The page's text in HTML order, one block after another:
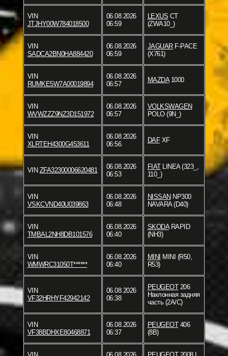
VIN
JTJHY00W784018500
06.08.2026
06:59
LEXUS CT
(ZWA10_)
VIN
SADCA2BN0HA884420
06.08.2026
06:59
JAGUARF-PACE
(X761)
VIN
RUMKE5W7A00019894
06.08.2026
06:57
MAZDA1000
VIN
WVWZZZ9NZ3D151972
06.08.2026
06:57
VOLKSWAGEN
POLO (9N_)
VIN
XLRTEH4300G453611
06.08.2026
06:56
DAFXF
VIN ZFA32300006620481
06.08.2026
06:53
FIATLINEA (323_,
110_)
VIN
VSKCVND40U039863
06.08.2026
06:48
NISSAN NP300
NAVARA (D40)
VIN
TMBAL2NH8DB101576
06.08.2026
06:40
SKODARAPID
(NH3)
VIN
WMWRC31050T******
06.08.2026
06:40
MINI MINI (R50,
R53)
VIN
VF32HRHYF42942142
06.08.2026
06:38
PEUGEOT206
Наклонная задняя
часть (2A/C)
VIN
VF38BDHXE80468871
06.08.2026
06:37
PEUGEOT406
(8B)